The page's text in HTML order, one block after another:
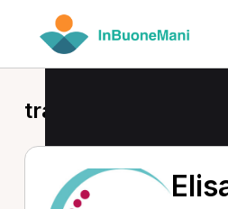
trattamento